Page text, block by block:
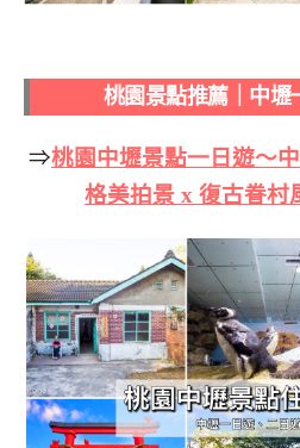
桃園景點推薦｜中壢
⇒桃園中壢景點一日遊～
格美拍景 x 復古眷村